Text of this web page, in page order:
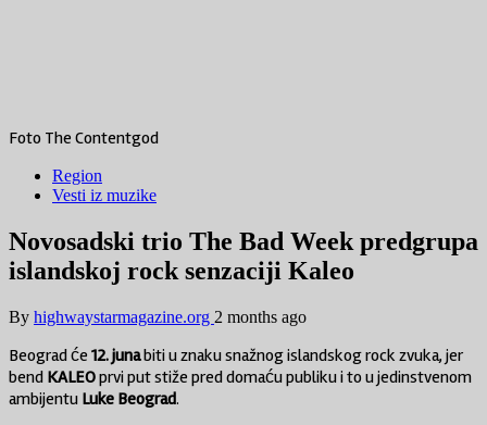
Foto The Contentgod
Region
Vesti iz muzike
Novosadski trio The Bad Week predgrupa
islandskoj rock senzaciji Kaleo
By highwaystarmagazine.org 2 months ago
Beograd će 12. junabiti u znaku snažnog islandskog rock zvuka, jer
bend KALEOprvi put stiže pred domaću publiku i to u jedinstvenom
ambijentu Luke Beograd.